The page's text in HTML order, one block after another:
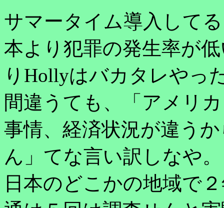
サマータイム導入して
本より犯罪の発生率が
りHollyはバカタレやっ
間違うても、「アメリ
事情、経済状況が違う
ん」てな言い訳しなや
日本のどこかの地域で